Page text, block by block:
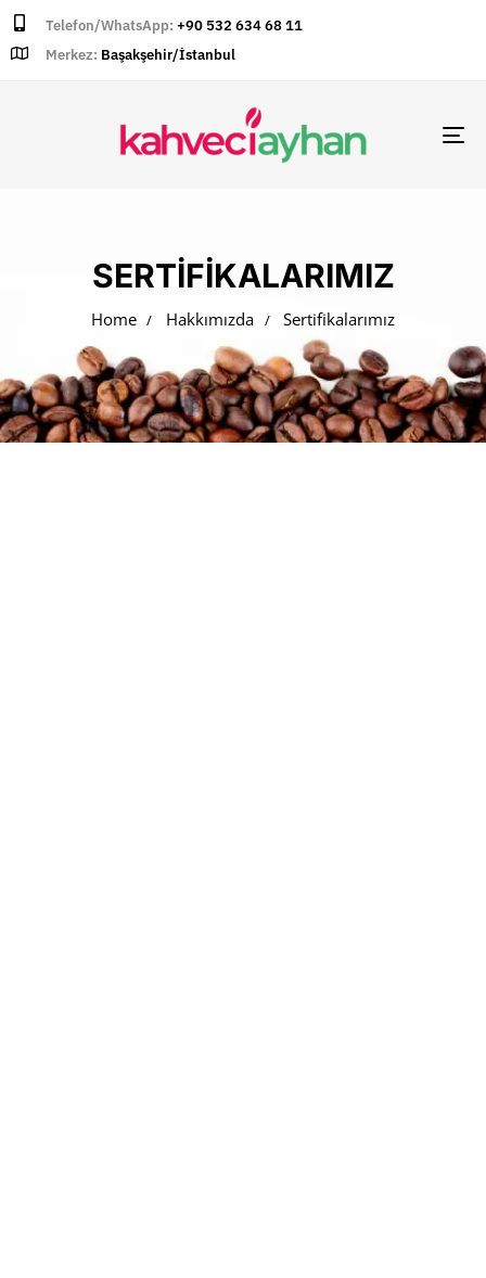
Telefon/WhatsApp: +90 532 634 68 11
Merkez: Başakşehir/İstanbul
SERTIFIKALARIMIZ
Home Hakkımızda Sertifikalarımız